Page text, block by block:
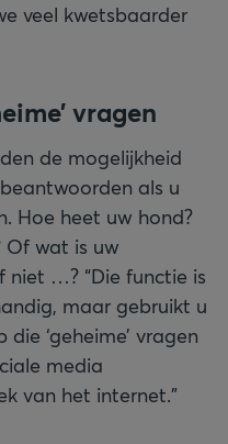
veel kwetsbaarder
vragen
de mogelijkheid
als u
Hoe heet uw hond?
wat is uw
niet …? “Die functie is
maar gebruikt u
‘geheime’ vragen
media
van het internet.”